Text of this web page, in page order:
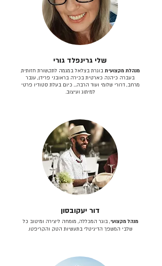
שלי גרינפלד גורי
מנהלת מקצועית בוגרת בצלאל במגמה לתקשורת חזותית.
בעברה כיהנה כארטית בכירה בראובני פרידן, ענבר
מרחב, דרורי שלומי ועוד הרבה… כיום בעלת סטודיו פרטי
למיתוג ועיצוב.
דור יעקובסון
מנהל מקצועי, בוגר המכללה, מומחה ליצירה ומיטוב כל
שלבי המשפך הדיגיטלי בתעשיות הטק והקריפטו.